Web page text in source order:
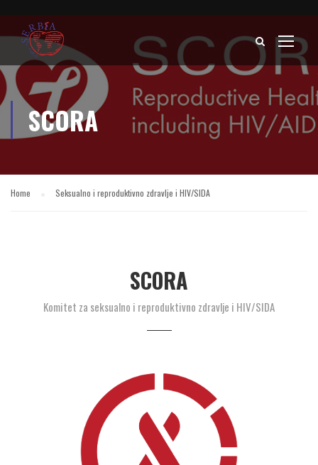
SCORA
Home Seksualno i reproduktivno zdravlje i HIV/SIDA
SCORA
Komitet za seksualno i reproduktivno zdravlje i HIV/SIDA